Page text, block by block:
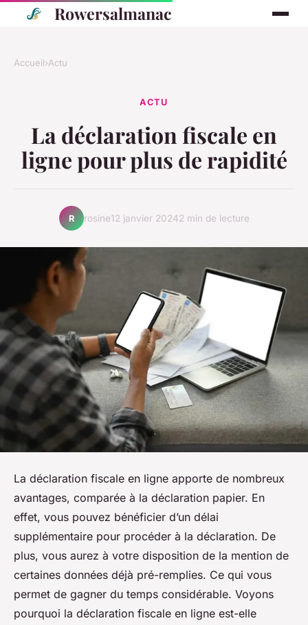
Rowersalmanac
Accueil›Actu
ACTU
La déclaration fiscale en
ligne pour plus de rapidité
R rosine12 janvier 20242 min de lecture
La déclaration fiscale en ligne apporte de nombreux
avantages, comparée à la déclaration papier. En
effet, vous pouvez bénéficier d’un délai
supplémentaire pour procéder à la déclaration. De
plus, vous aurez à votre disposition de la mention de
certaines données déjà pré-remplies. Ce qui vous
permet de gagner du temps considérable. Voyons
pourquoi la déclaration fiscale en ligne est-elle